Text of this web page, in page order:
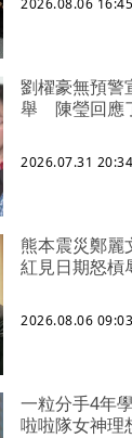
劉櫂豪無預警
舉 陳瑩回應
2026.07.31 20:34
熊本震災鄭
紅見日期怒槓
2026.08.06 09:03
一粒分手4年
啦啦隊女神理